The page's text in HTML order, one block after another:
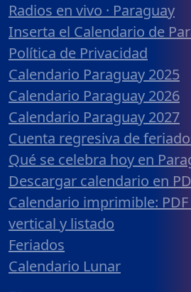
Radios en vivo · Paraguay
Inserta el Calendario de
Política de Privacidad
Calendario Paraguay 2025
Calendario Paraguay 2026
Calendario Paraguay 2027
Cuenta regresiva de
Qué se celebra hoy en
Descargar calendario en
Calendario imprimible:
vertical y listado
Feriados
Calendario Lunar